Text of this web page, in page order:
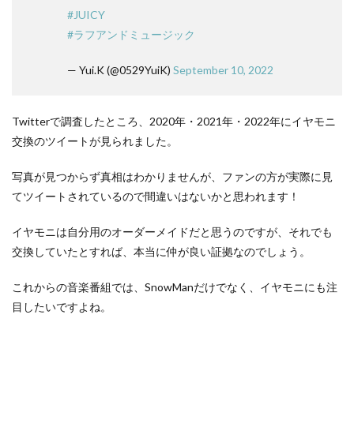
#JUICY
#ラフアンドミュージック
— Yui.K (@0529YuiK) September 10, 2022
Twitterで調査したところ、2020年・2021年・2022年にイヤモニ
交換のツイートが見られました。
写真が見つからず真相はわかりませんが、ファンの方が実際に見
てツイートされているので間違いはないかと思われます！
イヤモニは自分用のオーダーメイドだと思うのですが、それでも
交換していたとすれば、本当に仲が良い証拠なのでしょう。
これからの音楽番組では、SnowManだけでなく、イヤモニにも注
目したいですよね。